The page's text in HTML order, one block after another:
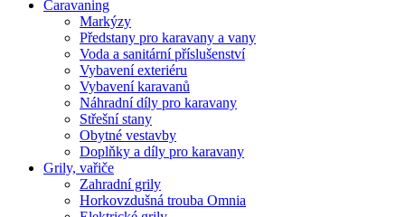
Caravaning
Markýzy
Předstany pro karavany a vany
Voda a sanitární příslušenství
Vybavení exteriéru
Vybavení karavanů
Náhradní díly pro karavany
Střešní stany
Obytné vestavby
Doplňky a díly pro karavany
Grily, vařiče
Zahradní grily
Horkovzdušná trouba Omnia